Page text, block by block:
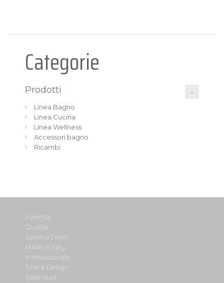
Categorie
Prodotti
Linea Bagno
Linea Cucina
Linea Wellness
Accessori bagno
Ricambi
Azienda
Qualità
Gamma Colori
Made in italy
Internazionale
Stile e Design
Download